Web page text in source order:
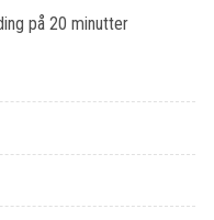
på 20 minutter